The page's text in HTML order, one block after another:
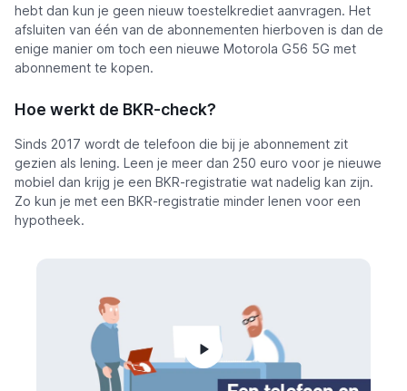
hebt dan kun je geen nieuw toestelkrediet aanvragen. Het
afsluiten van één van de abonnementen hierboven is dan de
enige manier om toch een nieuwe Motorola G56 5G met
abonnement te kopen.
Hoe werkt de BKR-check?
Sinds 2017 wordt de telefoon die bij je abonnement zit
gezien als lening. Leen je meer dan 250 euro voor je nieuwe
mobiel dan krijg je een BKR-registratie wat nadelig kan zijn.
Zo kun je met een BKR-registratie minder lenen voor een
hypotheek.